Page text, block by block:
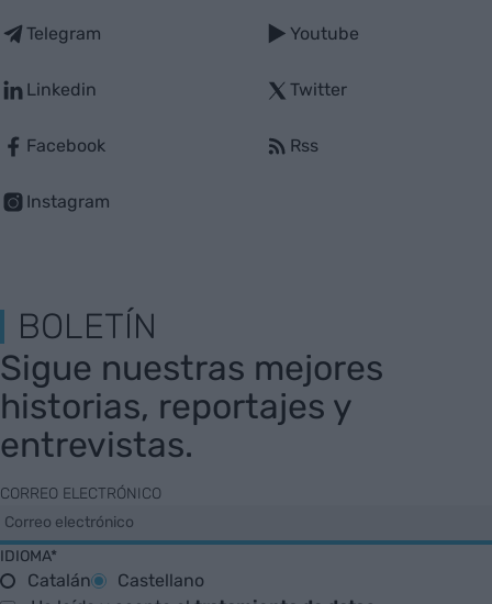
Telegram
Linkedin
Facebook
Instagram
Youtube
Twitter
Rss
BOLETÍN
Sigue nuestras mejores
historias, reportajes y
entrevistas.
CORREO ELECTRÓNICO
IDIOMA*
Catalán
Castellano